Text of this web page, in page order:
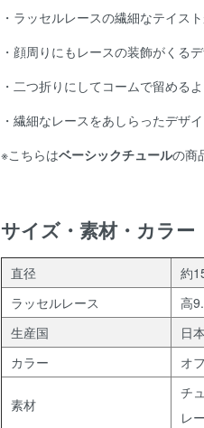
・ラッセルレースの繊細なテイス
・顔周りにもレースの装飾がくる
・二つ折りにしてコームで留める
・繊細なレースをあしらったデザ
※こちらはベーシックチュールの商
サイズ・素材・カラー
直径
約
ラッセルレース
高
生産国
日本
カラー
オ
素材
チ
レ